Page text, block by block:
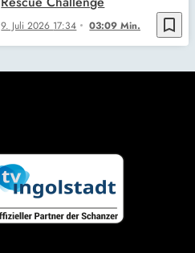
bookmark_border
9. Juli 2026 17:34 03:09 Min.